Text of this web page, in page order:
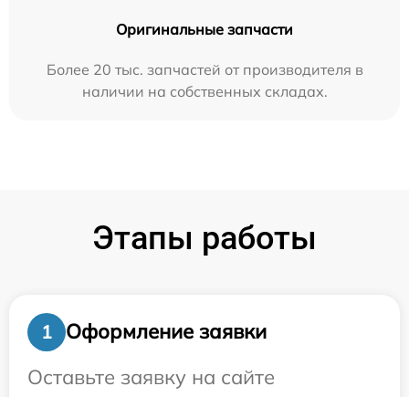
Оригинальные запчасти
Более 20 тыс. запчастей от производителя в
наличии на собственных складах.
Этапы работы
1
Оформление заявки
Оставьте заявку на сайте